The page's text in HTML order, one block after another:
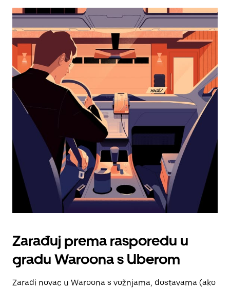
za
s
kalendarom
odaberi
datum.
Pritisni
tipku
escape
zatvaranje
kalendara.
Zarađuj prema rasporedu u
gradu Waroona s Uberom
Zaradi novac u Waroona s vožnjama, dostavama (ako